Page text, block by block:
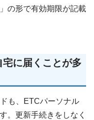
の形で有効期限が記載
に届くことが多
も、ETCパーソナル
。更新手続きをしなく